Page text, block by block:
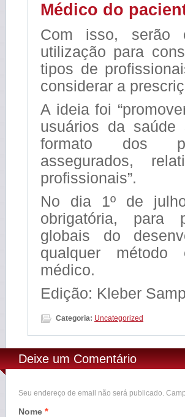
Médico do
Com isso, serão
utilização para
tipos de
considerar a
A ideia foi
usuários da saúde
formato dos
assegurados,
profissionais”.
No dia 1º de
obrigatória, para
globais do
qualquer
médico.
Edição: Kleber
Categoria: Uncategorized
Deixe um Comentário
Seu endereço de email não será publicado.
Nome *